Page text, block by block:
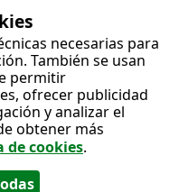
necesarias para
También se usan
permitir
ofrecer publicidad
y analizar el
obtener más
de cookies.